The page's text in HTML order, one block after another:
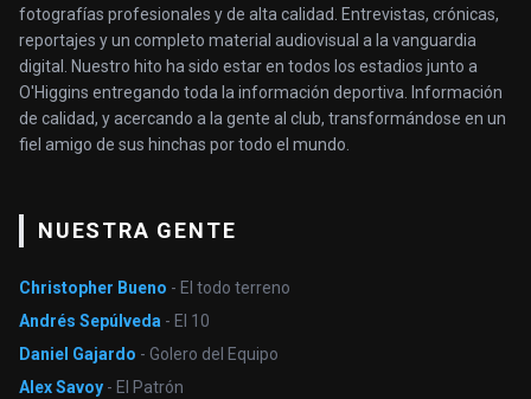
fotografías profesionales y de alta calidad. Entrevistas, crónicas,
reportajes y un completo material audiovisual a la vanguardia
digital. Nuestro hito ha sido estar en todos los estadios junto a
O'Higgins entregando toda la información deportiva. Información
de calidad, y acercando a la gente al club, transformándose en un
fiel amigo de sus hinchas por todo el mundo.
NUESTRA GENTE
Christopher Bueno - El todo terreno
Andrés Sepúlveda - El 10
Daniel Gajardo - Golero del Equipo
Alex Savoy - El Patrón